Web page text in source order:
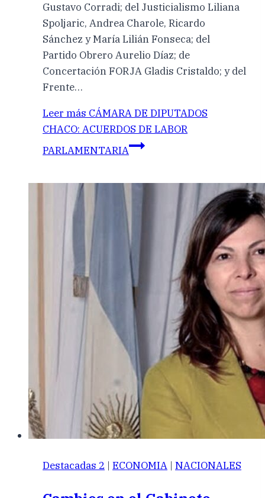
Gustavo Corradi; del Justicialismo Liliana
Spoljaric, Andrea Charole, Ricardo
Sánchez y María Lilián Fonseca; del
Partido Obrero Aurelio Díaz; de
Concertación FORJA Gladis Cristaldo; y del
Frente…
Leer más CÁMARA DE DIPUTADOS
CHACO: ACUERDOS DE LABOR
PARLAMENTARIA
Destacadas 2 | ECONOMIA | NACIONALES